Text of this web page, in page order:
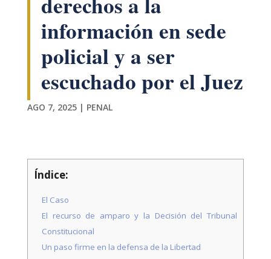
información en sede
policial y a ser
escuchado por el Juez
AGO 7, 2025| PENAL
Índice:
El Caso
El recurso de amparo y la Decisión del Tribunal
Constitucional
Un paso firme en la defensa de la Libertad